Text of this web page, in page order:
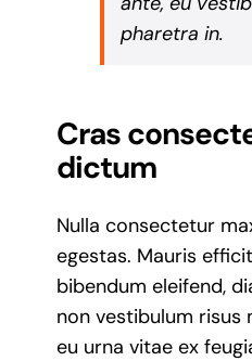
pharetra in.
Cras
dictum
Nulla consectetur
egestas. Mauris
bibendum eleifend,
non vestibulum risus
eu urna vitae ex